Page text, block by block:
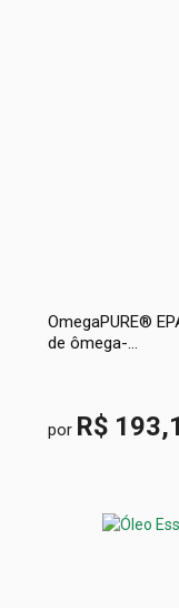
OmegaPURE®
de ômega-...
por R$